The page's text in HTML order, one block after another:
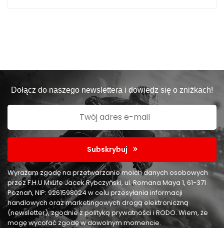
Dołącz do naszego newslettera i dowiedz się o zniżkach!
Subskrybuj
Wyrażam zgodę na przetwarzanie moich danych osobowych
przez F.H.U MxLife Jacek Rybczyński, ul. Romana Maya 1, 61-371
Poznań, NIP: 9261598024 w celu przesyłania informacji
handlowych oraz marketingowych drogą elektroniczną
(newsletter), zgodnie z polityką prywatności i RODO. Wiem, że
mogę wycofać zgodę w dowolnym momencie.